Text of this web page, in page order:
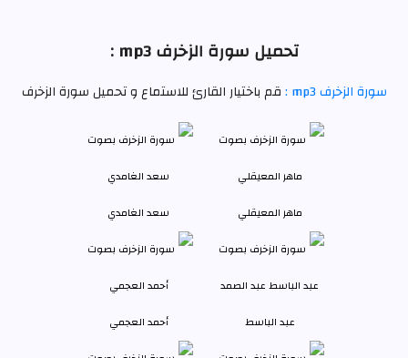
تحميل سورة الزخرف mp3 :
سورة الزخرف mp3 : قم باختيار القارئ للاستماع و تحميل سورة الزخرف
ماهر المعيقلي سعد الغامدي
عبد الباسط أحمد العجمي